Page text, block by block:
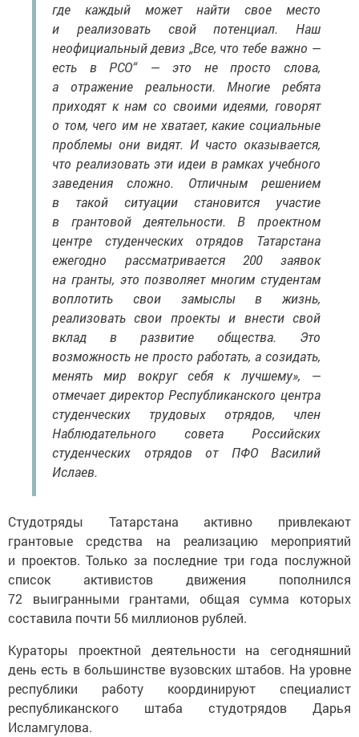
где каждый может найти свое место
и реализовать свой потенциал. Наш
неофициальный девиз „Все, что тебе важно —
есть в РСО“ — это не просто слова,
а отражение реальности. Многие ребята
приходят к нам со своими идеями, говорят
о том, чего им не хватает, какие социальные
проблемы они видят. И часто оказывается,
что реализовать эти идеи в рамках учебного
заведения сложно. Отличным решением
в такой ситуации становится участие
в грантовой деятельности. В проектном
центре студенческих отрядов Татарстана
ежегодно рассматривается 200 заявок
на гранты, это позволяет многим студентам
воплотить свои замыслы в жизнь,
реализовать свои проекты и внести свой
вклад в развитие общества. Это
возможность не просто работать, а созидать,
менять мир вокруг себя к лучшему», —
отмечает директор Республиканского центра
студенческих трудовых отрядов, член
Наблюдательного совета Российских
студенческих отрядов от ПФО Василий
Ислаев.
Студотряды Татарстана активно привлекают
грантовые средства на реализацию мероприятий
и проектов. Только за последние три года послужной
список активистов движения пополнился
72 выигранными грантами, общая сумма которых
составила почти 56 миллионов рублей.
Кураторы проектной деятельности на сегодняшний
день есть в большинстве вузовских штабов. На уровне
республики работу координируют специалист
республиканского штаба студотрядов Дарья
Исламгулова.